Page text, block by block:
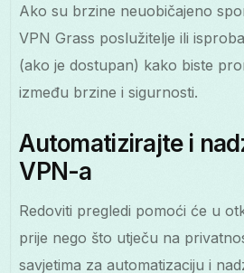
Ako su brzine neuobičajeno
VPN Grass poslužitelje ili
(ako je dostupan) kako biste
između brzine i sigurnosti.
Automatizirajte i
VPN-a
Redoviti pregledi pomoći će u
prije nego što utječu na
savjetima za automatizaciju i